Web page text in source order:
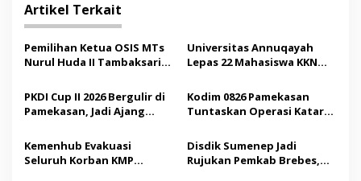
a
s
i
o
Artikel Terkait
Pemilihan Ketua OSIS MTs
Nurul Huda II Tambaksari
Demokrasi bagi Siswa
Universitas Annuqayah
Lepas 22 Mahasiswa KKN
Saudi
PKDI Cup II 2026 Bergulir di
Pamekasan, Jadi Ajang
Madura
Kodim 0826 Pamekasan
Tuntaskan Operasi Katarak
Tindakan Medis
Kemenhub Evakuasi
Seluruh Korban KMP
Disdik Sumenep Jadi
Rujukan Pemkab Brebes,